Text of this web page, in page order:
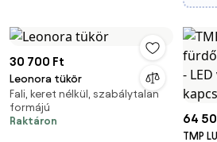
30 700 Ft
Leonora tükör
Fali, keret nélkül, szabálytalan
formájú
Raktáron
64
TMP